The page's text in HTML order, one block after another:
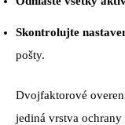
Skontrolujte
pošty.
Dvojfaktorové
jediná vrstva ochrany